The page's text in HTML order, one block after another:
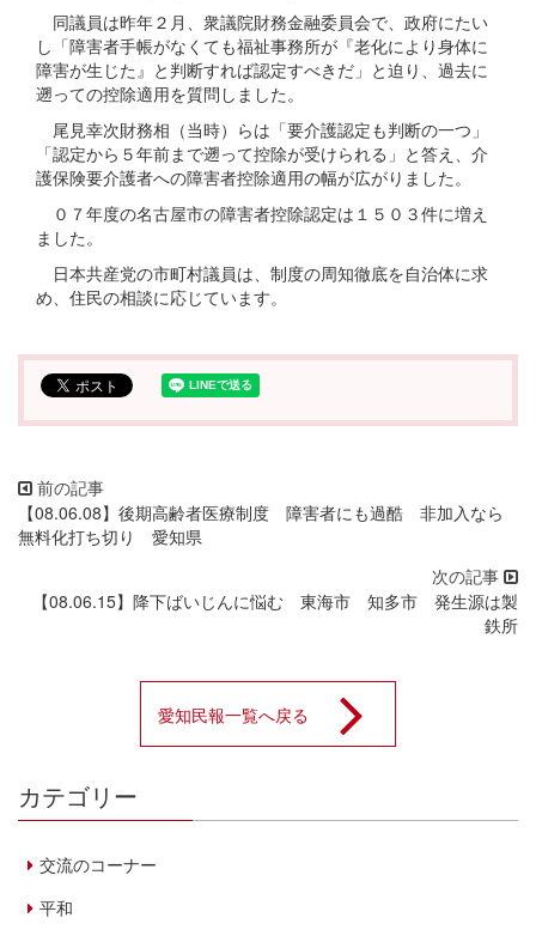
同議員は昨年２月、衆議院財務金融委員会で、政府にたい
し「障害者手帳がなくても福祉事務所が『老化により身体に
障害が生じた』と判断すれば認定すべきだ」と迫り、過去に
遡っての控除適用を質問しました。
尾見幸次財務相（当時）らは「要介護認定も判断の一つ」
「認定から５年前まで遡って控除が受けられる」と答え、介
護保険要介護者への障害者控除適用の幅が広がりました。
０７年度の名古屋市の障害者控除認定は１５０３件に増え
ました。
日本共産党の市町村議員は、制度の周知徹底を自治体に求
め、住民の相談に応じています。
【08.06.08】後期高齢者医療制度 障害者にも過酷 非加入なら
無料化打ち切り 愛知県
【08.06.15】降下ばいじんに悩む 東海市 知多市 発生源は製
鉄所
愛知民報一覧へ戻る
カテゴリー
交流のコーナー
平和